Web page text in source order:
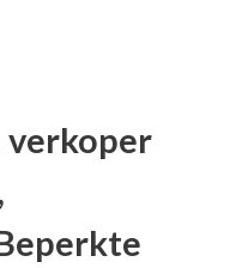
verkoper